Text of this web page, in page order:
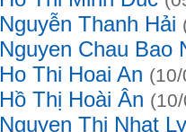
Nguyễn Thanh Hải
Nguyen Chau Bao
Ho Thi Hoai An
Hồ Thị Hoài Ân
Nguyen Thi Nhat Ly